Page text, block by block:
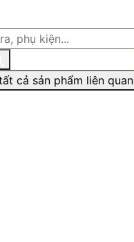
cả sản phẩm liên quan